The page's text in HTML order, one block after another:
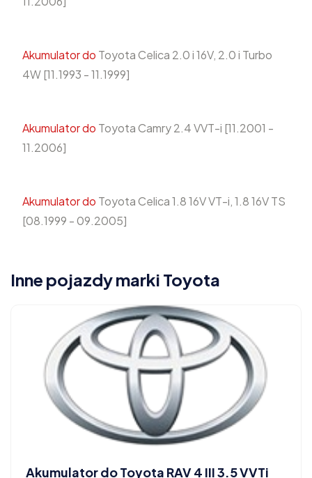
Akumulator do Toyota Celica 2.0 i 16V, 2.0 i Turbo
4W [11.1993 - 11.1999]
Akumulator do Toyota Camry 2.4 VVT-i [11.2001 -
11.2006]
Akumulator do Toyota Celica 1.8 16V VT-i, 1.8 16V TS
[08.1999 - 09.2005]
Inne pojazdy marki Toyota
Akumulator do Toyota RAV 4 III 3.5 VVTi